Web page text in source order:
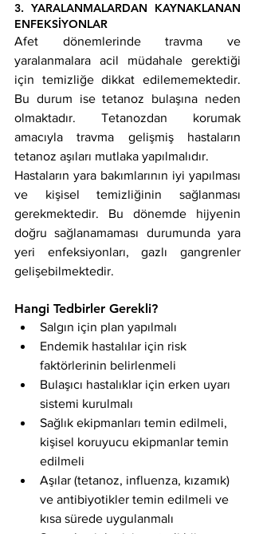
3. YARALANMALARDAN KAYNAKLANAN
ENFEKSİYONLAR
Afet dönemlerinde travma ve
yaralanmalara acil müdahale gerektiği
için temizliğe dikkat edilememektedir.
Bu durum ise tetanoz bulaşına neden
olmaktadır. Tetanozdan korumak
amacıyla travma gelişmiş hastaların
tetanoz aşıları mutlaka yapılmalıdır.
Hastaların yara bakımlarının iyi yapılması
ve kişisel temizliğinin sağlanması
gerekmektedir. Bu dönemde hijyenin
doğru sağlanamaması durumunda yara
yeri enfeksiyonları, gazlı gangrenler
gelişebilmektedir.
Hangi Tedbirler Gerekli?
Salgın için plan yapılmalı
Endemik hastalılar için risk
faktörlerinin belirlenmeli
Bulaşıcı hastalıklar için erken uyarı
sistemi kurulmalı
Sağlık ekipmanları temin edilmeli,
kişisel koruyucu ekipmanlar temin
edilmeli
Aşılar (tetanoz, influenza, kızamık)
ve antibiyotikler temin edilmeli ve
kısa sürede uygulanmalı